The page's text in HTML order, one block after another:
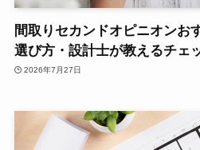
間取りセカンドオピニオンお
選び方・設計士が教えるチェ
2026年7月27日